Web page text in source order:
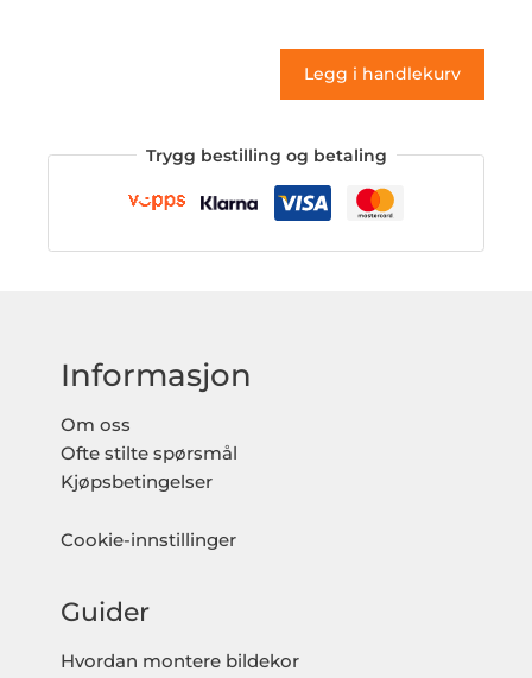
antall
Legg i handlekurv
Trygg bestilling og betaling
Informasjon
Om oss
Ofte stilte spørsmål
Kjøpsbetingelser
Cookie-innstillinger
Guider
Hvordan montere bildekor